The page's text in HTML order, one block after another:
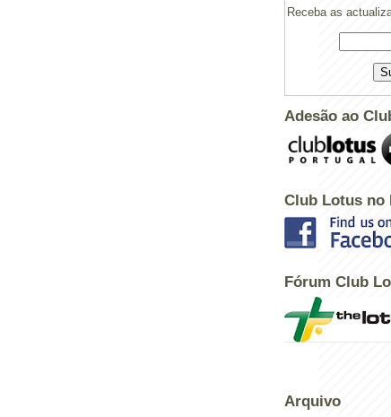
Receba as
Adesão ao
Club Lotus no
Fórum Club
Arquivo